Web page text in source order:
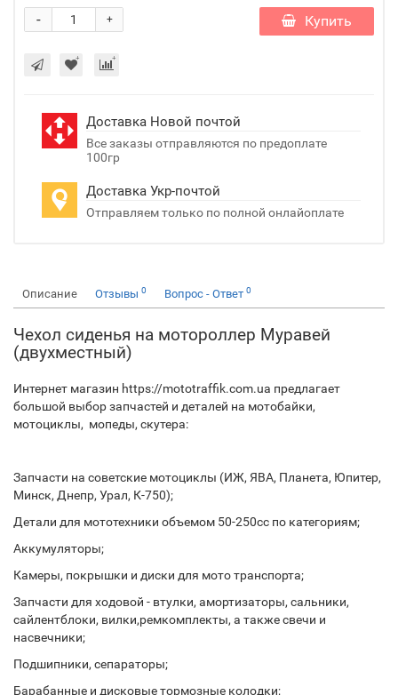
+
- Купить
Доставка Новой почтой
Все заказы отправляются по предоплате
100гр
Доставка Укр-почтой
Отправляем только по полной онлайоплате
Описание Отзывы 0 Вопрос - Ответ 0
Чехол сиденья на мотороллер Муравей
(двухместный)
Интернет магазин https://mototraffik.com.ua предлагает
большой выбор запчастей и деталей на мотобайки,
мотоциклы, мопеды, скутера:
Запчасти на советские мотоциклы (ИЖ, ЯВА, Планета, Юпитер,
Минск, Днепр, Урал, К-750);
Детали для мототехники объемом 50-250сс по категориям;
Аккумуляторы;
Камеры, покрышки и диски для мото транспорта;
Запчасти для ходовой - втулки, амортизаторы, сальники,
сайлентблоки, вилки,ремкомплекты, а также свечи и
насвечники;
Подшипники, сепараторы;
Барабанные и дисковые тормозные колодки;